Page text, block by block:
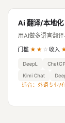
Ai 翻译/本地化
用AI做多语言翻
门槛 ★★ ☆ 收入
DeepL
Kimi Chat
适合：外语专业/